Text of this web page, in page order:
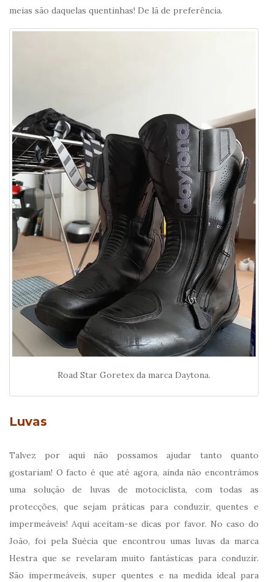
meias são daquelas quentinhas! De lã de preferência.
Road Star Goretex da marca Daytona.
Luvas
Talvez por aqui não possamos ajudar tanto quanto
gostariam! O facto é que até agora, ainda não encontrámos
uma solução de luvas de motociclista, com todas as
protecções, que sejam práticas para conduzir, quentes e
impermeáveis! Aqui aceitam-se dicas por favor. No caso do
João, foi pela Suécia que encontrou umas luvas da marca
Hestra que se revelaram muito fantásticas para conduzir.
São impermeáveis, super quentes e na medida ideal para